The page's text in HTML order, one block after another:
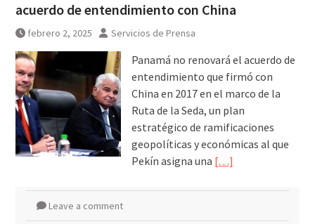
acuerdo de entendimiento con China
febrero 2, 2025 Servicios de Prensa
Panamá no renovará el acuerdo de
entendimiento que firmó con
China en 2017 en el marco de la
Ruta de la Seda, un plan
estratégico de ramificaciones
geopolíticas y económicas al que
Pekín asigna una […]
Leave a comment